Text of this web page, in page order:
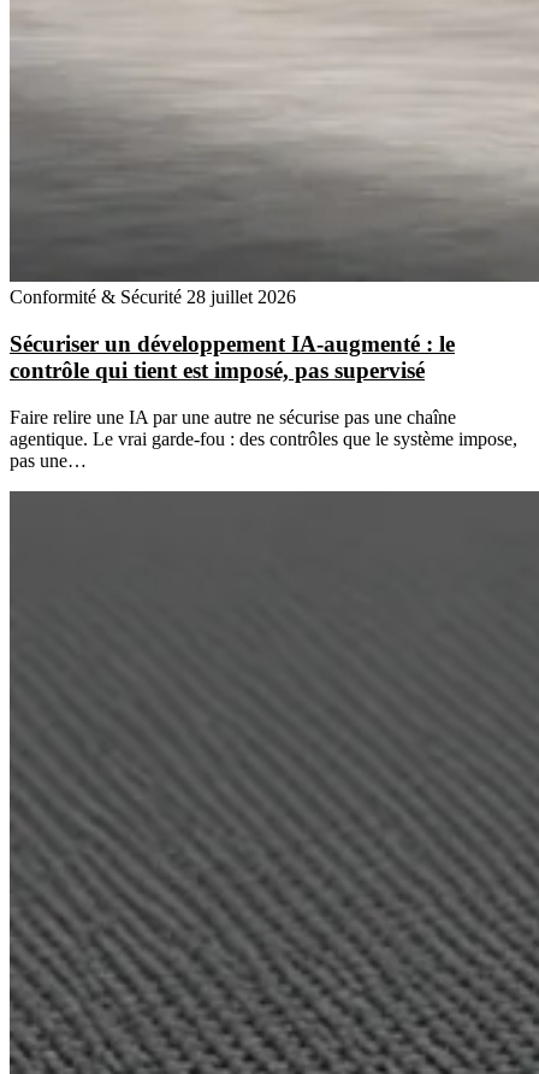
Conformité & Sécurité 28 juillet 2026
Sécuriser un développement IA-augmenté : le
contrôle qui tient est imposé, pas supervisé
Faire relire une IA par une autre ne sécurise pas une chaîne
agentique. Le vrai garde-fou : des contrôles que le système impose,
pas une…